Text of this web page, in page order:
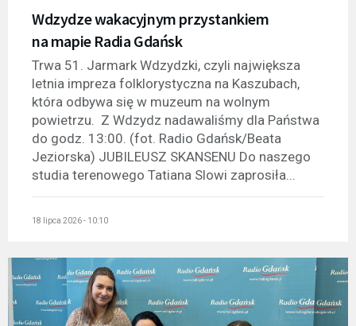
Wdzydze wakacyjnym przystankiem
na mapie Radia Gdańsk
Trwa 51. Jarmark Wdzydzki, czyli największa
letnia impreza folklorystyczna na Kaszubach,
która odbywa się w muzeum na wolnym
powietrzu. Z Wdzydz nadawaliśmy dla Państwa
do godz. 13:00. (fot. Radio Gdańsk/Beata
Jeziorska) JUBILEUSZ SKANSENU Do naszego
studia terenowego Tatiana Slowi zaprosiła...
18 lipca 2026 - 10:10